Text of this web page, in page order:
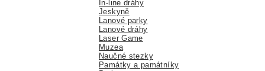
In-line dráhy
Jeskyně
Lanové parky
Lanové dráhy
Laser Game
Muzea
Naučné stezky
Památky a památníky